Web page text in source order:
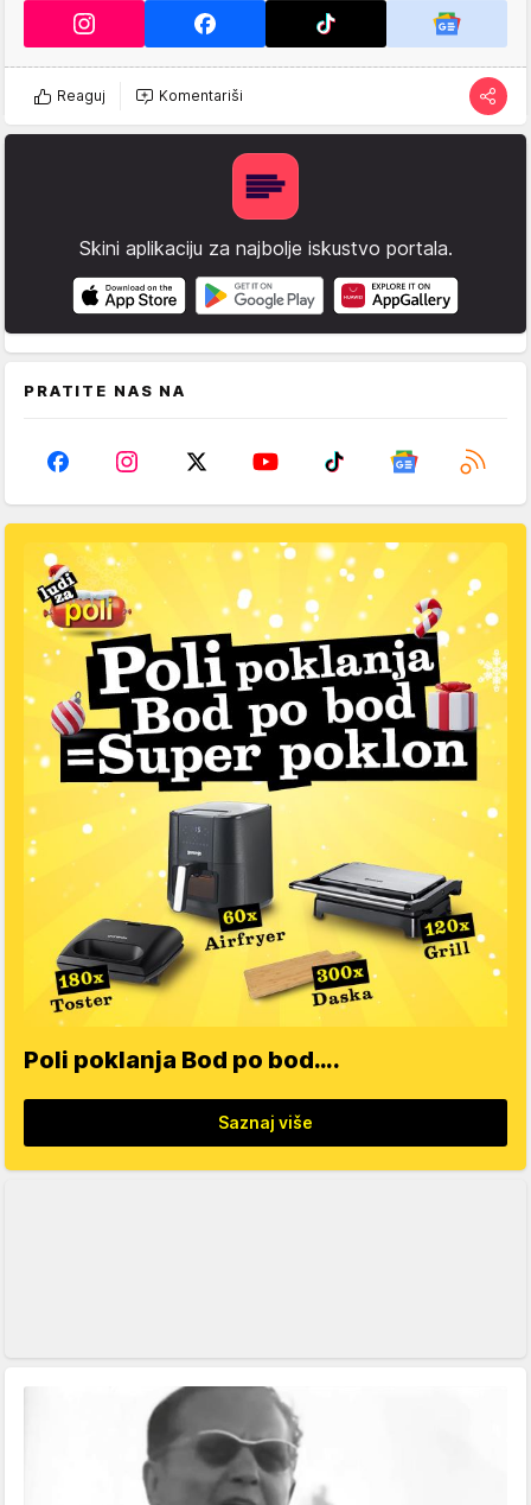
Reaguj Komentariši
Skini aplikaciju za najbolje iskustvo portala.
PRATITE NAS NA
Poli poklanja Bod po bod….
Saznaj više